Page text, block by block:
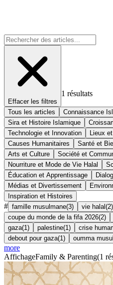
Effacer les filtres
1 résultats
Tous les articles Connaissance
Sira et Histoire Islamique
Technologie et Innovation
Lieux
Causes Humanitaires
Santé et
Arts et Culture
Société et
Nourriture et Mode de Vie Halal
Éducation et Apprentissage
Médias et Divertissement
Inspiration et Histoires
# famille musulmane(3) vie halal (2)
coupe du monde de la fifa 2026(2)
gaza(1 ) palestine(1 ) crise
debout pour gaza(1 ) oumma
more
AffichageFamily & Parenting(1